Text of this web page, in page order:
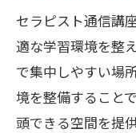
セラピスト通信講
適な学習環境を整
で集中しやすい場
境を整備すること
頭できる空間を提